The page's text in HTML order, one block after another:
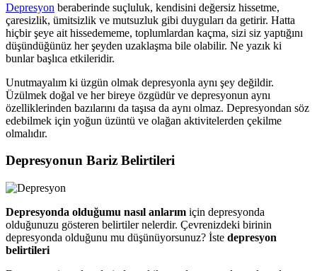
Depresyon beraberinde suçluluk, kendisini değersiz hissetme,
çaresizlik, ümitsizlik ve mutsuzluk gibi duyguları da getirir. Hatta
hiçbir şeye ait hissedememe, toplumlardan kaçma, sizi siz yaptığını
düşündüğünüz her şeyden uzaklaşma bile olabilir. Ne yazık ki
bunlar başlıca etkileridir.
Unutmayalım ki üzgün olmak depresyonla aynı şey değildir.
Üzülmek doğal ve her bireye özgüdür ve depresyonun aynı
özelliklerinden bazılarını da taşısa da aynı olmaz. Depresyondan söz
edebilmek için yoğun üzüntü ve olağan aktivitelerden çekilme
olmalıdır.
Depresyonun Bariz Belirtileri
Depresyonda olduğumu nasıl anlarım için depresyonda
olduğunuzu gösteren belirtiler nelerdir. Çevrenizdeki birinin
depresyonda olduğunu mu düşünüyorsunuz? İste depresyon
belirtileri